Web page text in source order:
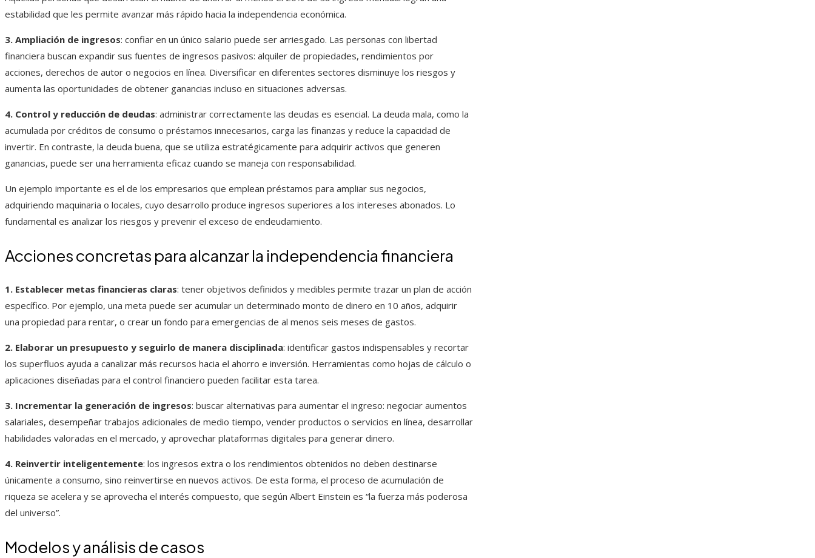
estabilidad que les permite avanzar más rápido hacia la independencia económica.
3. Ampliación de ingresos: confiar en un único salario puede ser arriesgado. Las personas con libertad
financiera buscan expandir sus fuentes de ingresos pasivos: alquiler de propiedades, rendimientos por
acciones, derechos de autor o negocios en línea. Diversificar en diferentes sectores disminuye los riesgos y
aumenta las oportunidades de obtener ganancias incluso en situaciones adversas.
4. Control y reducción de deudas: administrar correctamente las deudas es esencial. La deuda mala, como la
acumulada por créditos de consumo o préstamos innecesarios, carga las finanzas y reduce la capacidad de
invertir. En contraste, la deuda buena, que se utiliza estratégicamente para adquirir activos que generen
ganancias, puede ser una herramienta eficaz cuando se maneja con responsabilidad.
Un ejemplo importante es el de los empresarios que emplean préstamos para ampliar sus negocios,
adquiriendo maquinaria o locales, cuyo desarrollo produce ingresos superiores a los intereses abonados. Lo
fundamental es analizar los riesgos y prevenir el exceso de endeudamiento.
Acciones concretas para alcanzar la independencia financiera
1. Establecer metas financieras claras: tener objetivos definidos y medibles permite trazar un plan de acción
específico. Por ejemplo, una meta puede ser acumular un determinado monto de dinero en 10 años, adquirir
una propiedad para rentar, o crear un fondo para emergencias de al menos seis meses de gastos.
2. Elaborar un presupuesto y seguirlo de manera disciplinada: identificar gastos indispensables y recortar
los superfluos ayuda a canalizar más recursos hacia el ahorro e inversión. Herramientas como hojas de cálculo o
aplicaciones diseñadas para el control financiero pueden facilitar esta tarea.
3. Incrementar la generación de ingresos: buscar alternativas para aumentar el ingreso: negociar aumentos
salariales, desempeñar trabajos adicionales de medio tiempo, vender productos o servicios en línea, desarrollar
habilidades valoradas en el mercado, y aprovechar plataformas digitales para generar dinero.
4. Reinvertir inteligentemente: los ingresos extra o los rendimientos obtenidos no deben destinarse
únicamente a consumo, sino reinvertirse en nuevos activos. De esta forma, el proceso de acumulación de
riqueza se acelera y se aprovecha el interés compuesto, que según Albert Einstein es “la fuerza más poderosa
del universo”.
Modelos y análisis de casos